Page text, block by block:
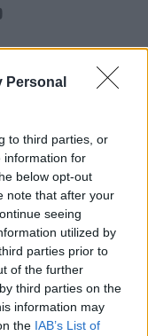
Personal
to third parties, or
information for
below opt-out
note that after your
seeing
utilized by
parties prior to
of the further
third parties on the
information may
the IAB’s List of
mit und teile deine
sind Pflichtfelder.
und eine
Wir prüfen
Netiquette
Beleidigungen,
Es
.